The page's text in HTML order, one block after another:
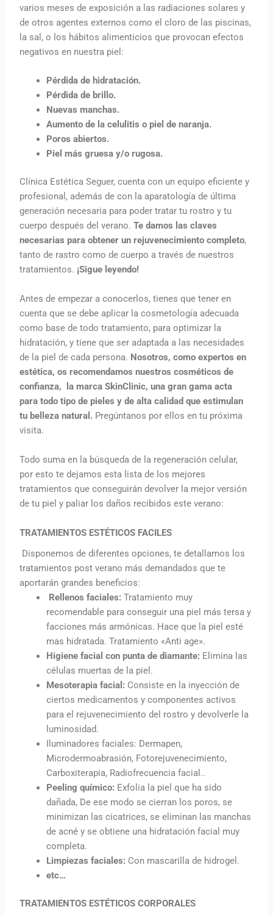
varios meses de exposición a las radiaciones solares y
de otros agentes externos como el cloro de las piscinas,
la sal, o los hábitos alimenticios que provocan efectos
negativos en nuestra piel:
Pérdida de hidratación.
Pérdida de brillo.
Nuevas manchas.
Aumento de la celulitis o piel de naranja.
Poros abiertos.
Piel más gruesa y/o rugosa.
Clínica Estética Seguer, cuenta con un equipo eficiente y
profesional, además de con la aparatología de última
generación necesaria para poder tratar tu rostro y tu
cuerpo después del verano.Te damos las claves
necesarias para obtener un rejuvenecimiento completo,
tanto de rastro como de cuerpo a través de nuestros
tratamientos. ¡Sigue leyendo!
Antes de empezar a conocerlos, tienes que tener en
cuenta que se debe aplicar la cosmetología adecuada
como base de todo tratamiento, para optimizar la
hidratación, y tiene que ser adaptada a las necesidades
de la piel de cada persona. Nosotros, como expertos en
estética, os recomendamos nuestros cosméticos de
confianza,
la marca SkinClinic, una gran gama acta
para todo tipo de pieles y de alta calidad que estimulan
tu belleza natural. Pregúntanos por ellos en tu próxima
visita.
Todo suma en la búsqueda de la regeneración celular,
por esto te dejamos esta lista de los mejores
tratamientos que conseguirán devolver la mejor versión
de tu piel y paliar los daños recibidos este verano:
TRATAMIENTOS ESTÉTICOS FACILES
Disponemos de diferentes opciones, te detallamos los
tratamientos post verano más demandados que te
aportarán grandes beneficios:
Rellenos faciales:Tratamiento muy
recomendable para conseguir una piel más tersa y
facciones más armónicas. Hace que la piel esté
mas hidratada. Tratamiento «Anti age».
Higiene facial con punta de diamante: Elimina las
células muertas de la piel.
Mesoterapia facial: Consiste en la inyección de
ciertos medicamentos y componentes activos
para el rejuvenecimiento del rostro y devolverle la
luminosidad.
Iluminadores faciales: Dermapen,
Microdermoabrasión, Fotorejuvenecimiento,
Carboxiterapia, Radiofrecuencia facial..
Peeling químico: Exfolia la piel que ha sido
dañada, De ese modo se cierran los poros, se
minimizan las cicatrices, se eliminan las manchas
de acné y se obtiene una hidratación facial muy
completa.
Limpiezas faciales: Con mascarilla de hidrogel.
etc…
TRATAMIENTOS ESTÉTICOS CORPORALES